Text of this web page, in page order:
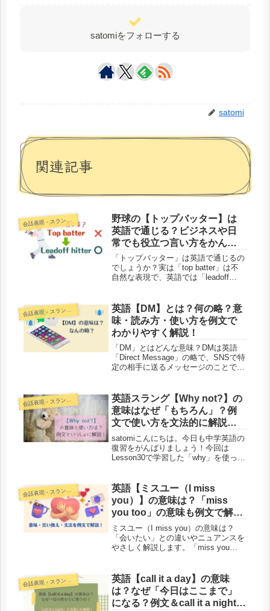
satomiをフォローする
satomi
関連記事
会話表現・スラング・ことわざ
野球の【トップバッター】は
英語で通じる？ビジネスや日
常でも役立つ言い方をかんた
ん解説！
「トップバッター」は英語で通じるの
でしょうか？実は「top batter」は不
自然な表現で、英語では「leadoff
のトップバッターを意味する表現も紹
介しています。
会話表現・スラング・ことわざ
英語【DM】とは？何の略？意
味・読み方・使い方を例文で
わかりやすく解説！
「DM」とはどんな意味？DMは英語
「Direct Message」の略で、SNSで特
定の相手に送るメッセージのことで
の例文とともにわかりやすく解説しま
す。
会話表現・スラング・ことわざ
英語スラング【Why not?】の
意味はなぜ「もちろん」？例
文で使い方を文法的に解説！‐
Lesson31
satomiこんにちは。今日も中学英語の
復習をがんばりましょう！今回は
Lesson30で学習した「why」を使った
は複数あるのですが、そのうちの一つ
が「もちろん...
会話表現・スラング・ことわざ
英語【ミスユー（I miss
you）】の意味は？「miss
you too」の意味も例文で解
説！
ミスユー（I miss you）の意味は？
「会いたい」との違いやニュアンスを
やさしく解説します。「miss you
中学英語レベルでわかりやすく説明し
ます。
会話表現・スラング・ことわざ
英語【call it a day】の意味
は？なぜ「今日はここまで」
になる？例文＆call it a nightと